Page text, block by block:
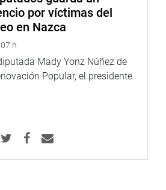
de la Base Naval.
por víctimas del
en Nazca
h
Mady Yonz Núñez de
Popular, el presidente